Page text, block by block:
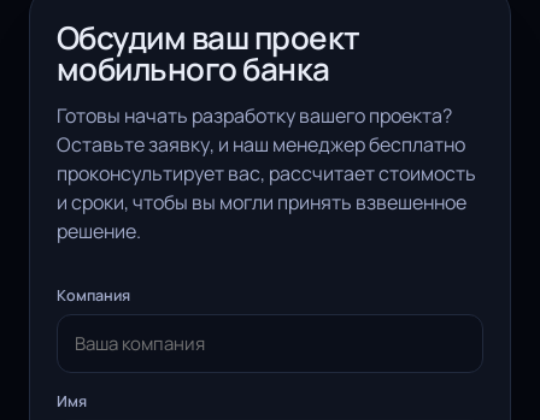
Обсудим ваш проект
мобильного банка
Готовы начать разработку вашего проекта?
Оставьте заявку, и наш менеджер бесплатно
проконсультирует вас, рассчитает стоимость
и сроки, чтобы вы могли принять взвешенное
решение.
Компания
Имя